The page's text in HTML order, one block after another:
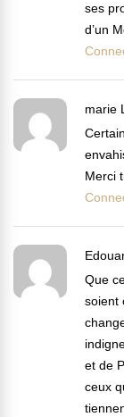
ses
d’un
marie
Merci
Que
soient
et de
ceux